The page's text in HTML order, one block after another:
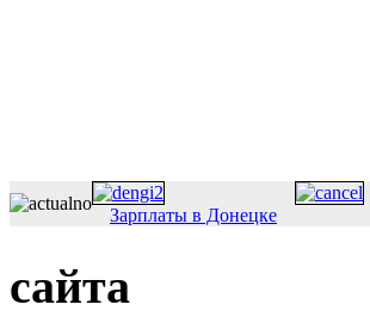
Зарплаты в Донецке
сайта